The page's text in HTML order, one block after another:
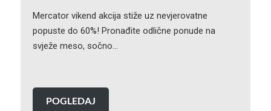
Mercator vikend akcija stiže uz nevjerovatne
popuste do 60%! Pronađite odlične ponude na
svježe meso, sočno…
POGLEDAJ